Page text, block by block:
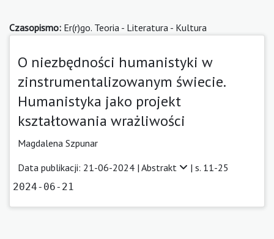
Czasopismo: Er(r)go. Teoria - Literatura - Kultura
O niezbędności humanistyki w
zinstrumentalizowanym świecie.
Humanistyka jako projekt
kształtowania wrażliwości
Magdalena Szpunar
Data publikacji: 21-06-2024 | Abstrakt | s. 11-25
2024-06-21